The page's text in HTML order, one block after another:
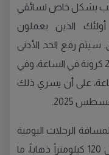
بشكل خاص لسائقي
أولئك الذين يعملون
سيتم رفع الحد الأدنى
للأجور في ستوكهولم وأوبسالا إلى 245 كرونة في الساعة، وفي
كرونة في الساعة، على أن يسري ذلك
الرحلات اليومية
المؤهلة للتعويض من 87 كيلومتراً إلى 120 كيلومتراً ذهاباً، ما